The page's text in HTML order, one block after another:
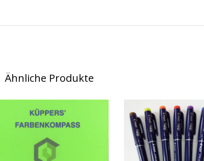
Ähnliche Produkte